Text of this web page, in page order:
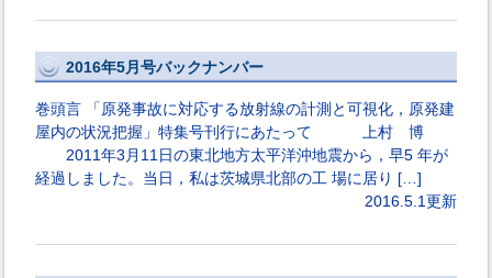
2016年5月号バックナンバー
巻頭言 「原発事故に対応する放射線の計測と可視化，原発建
屋内の状況把握」特集号刊行にあたって 上村 博
2011年3月11日の東北地方太平洋沖地震から，早5 年が
経過しました。当日，私は茨城県北部の工 場に居り […]
2016.5.1更新